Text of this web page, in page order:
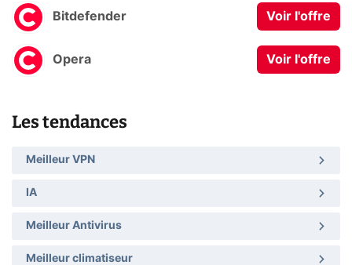
Bitdefender Voir l'offre
Opera Voir l'offre
Les tendances
Meilleur VPN
IA
Meilleur Antivirus
Meilleur climatiseur